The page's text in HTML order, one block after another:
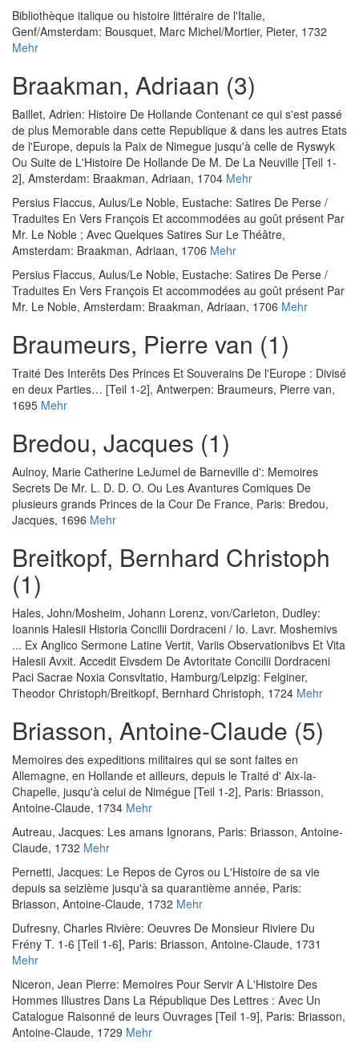
Bibliothèque italique ou histoire littéraire de l'Italie,
Genf/Amsterdam: Bousquet, Marc Michel/Mortier, Pieter, 1732
Mehr
Braakman, Adriaan (3)
Baillet, Adrien: Histoire De Hollande Contenant ce qui s'est passé
de plus Memorable dans cette Republique & dans les autres Etats
de l'Europe, depuis la Paix de Nimegue jusqu'à celle de Ryswyk
Ou Suite de L'Histoire De Hollande De M. De La Neuville [Teil 1-
2], Amsterdam: Braakman, Adriaan, 1704 Mehr
Persius Flaccus, Aulus/Le Noble, Eustache: Satires De Perse /
Traduites En Vers François Et accommodées au goût présent Par
Mr. Le Noble ; Avec Quelques Satires Sur Le Théâtre,
Amsterdam: Braakman, Adriaan, 1706 Mehr
Persius Flaccus, Aulus/Le Noble, Eustache: Satires De Perse /
Traduites En Vers François Et accommodées au goût présent Par
Mr. Le Noble, Amsterdam: Braakman, Adriaan, 1706 Mehr
Braumeurs, Pierre van (1)
Traité Des Interêts Des Princes Et Souverains De l'Europe : Divisé
en deux Parties… [Teil 1-2], Antwerpen: Braumeurs, Pierre van,
1695 Mehr
Bredou, Jacques (1)
Aulnoy, Marie Catherine LeJumel de Barneville d': Memoires
Secrets De Mr. L. D. D. O. Ou Les Avantures Comiques De
plusieurs grands Princes de la Cour De France, Paris: Bredou,
Jacques, 1696 Mehr
Breitkopf, Bernhard Christoph
(1)
Hales, John/Mosheim, Johann Lorenz, von/Carleton, Dudley:
Ioannis Halesii Historia Concilii Dordraceni / Io. Lavr. Moshemivs
... Ex Anglico Sermone Latine Vertit, Variis Observationibvs Et Vita
Halesii Avxit. Accedit Eivsdem De Avtoritate Concilii Dordraceni
Paci Sacrae Noxia Consvltatio, Hamburg/Leipzig: Felginer,
Theodor Christoph/Breitkopf, Bernhard Christoph, 1724 Mehr
Briasson, Antoine-Claude (5)
Memoires des expeditions militaires qui se sont faites en
Allemagne, en Hollande et ailleurs, depuis le Traité d' Aix-la-
Chapelle, jusqu'à celui de Nimégue [Teil 1-2], Paris: Briasson,
Antoine-Claude, 1734 Mehr
Autreau, Jacques: Les amans Ignorans, Paris: Briasson, Antoine-
Claude, 1732 Mehr
Pernetti, Jacques: Le Repos de Cyros ou L'Histoire de sa vie
depuis sa seizième jusqu'à sa quarantième année, Paris:
Briasson, Antoine-Claude, 1732 Mehr
Dufresny, Charles Rivière: Oeuvres De Monsieur Riviere Du
Frény T. 1-6 [Teil 1-6], Paris: Briasson, Antoine-Claude, 1731
Mehr
Niceron, Jean Pierre: Memoires Pour Servir A L'Histoire Des
Hommes Illustres Dans La République Des Lettres : Avec Un
Catalogue Raisonné de leurs Ouvrages [Teil 1-9], Paris: Briasson,
Antoine-Claude, 1729 Mehr